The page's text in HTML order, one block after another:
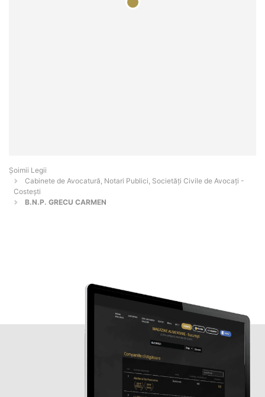
Șoimii Legii
Cabinete de Avocatură, Notari Publici, Societăți Civile de Avocați -
Costeşti
B.N.P. GRECU CARMEN